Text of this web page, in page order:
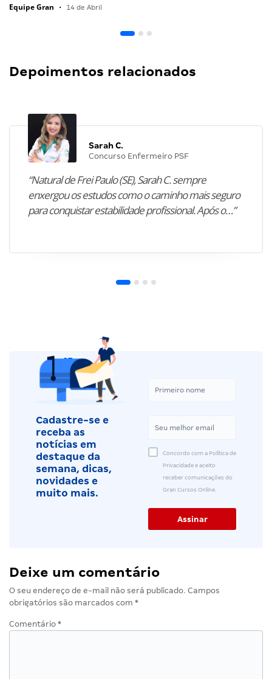
Equipe Gran • 14 de Abril
Depoimentos relacionados
Sarah C.
Concurso Enfermeiro PSF
“Natural de Frei Paulo (SE), Sarah C. sempre
enxergou os estudos como o caminho mais seguro
para conquistar estabilidade profissional. Após o…”
Cadastre-se e
receba as
notícias em
destaque da
semana, dicas,
novidades e
muito mais.
Concordo com a Política de
Privacidade e aceito
receber comunicações do
Gran Cursos Online.
Deixe um comentário
O seu endereço de e-mail não será publicado. Campos
obrigatórios são marcados com *
Comentário *